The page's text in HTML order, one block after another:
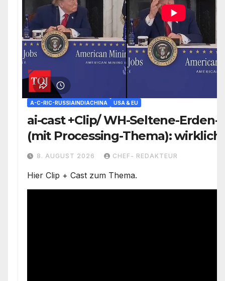
A-C-RIC-RUSSIAINDIACHINA USA & EU
ai-cast +Clip/ WH-Seltene-Erden-
(mit Processing-Thema):
Problemzone nicht erfasst/
8. AUGUST 2026 CHEF- REDAKTEUR
Hier Clip + Cast zum Thema.